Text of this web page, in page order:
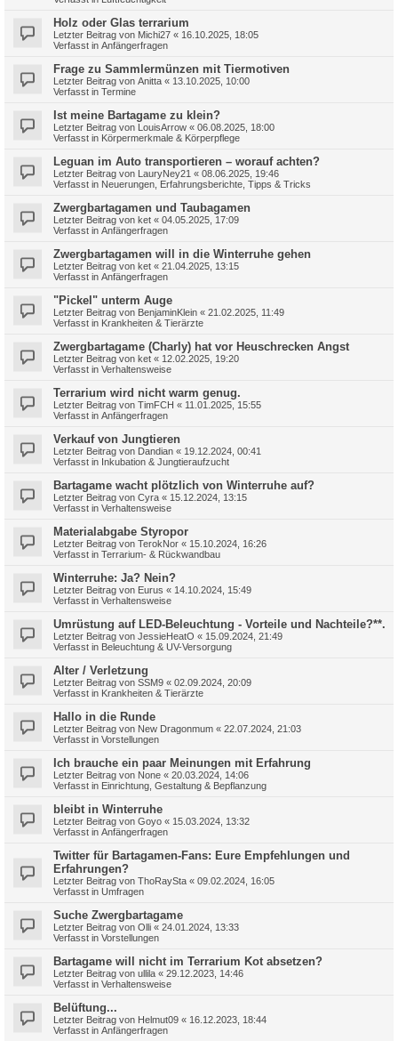
Holz oder Glas terrarium
Letzter Beitrag von Michi27 « 16.10.2025, 18:05
Verfasst in Anfängerfragen
Frage zu Sammlermünzen mit Tiermotiven
Letzter Beitrag von Anitta « 13.10.2025, 10:00
Verfasst in Termine
Ist meine Bartagame zu klein?
Letzter Beitrag von LouisArrow « 06.08.2025, 18:00
Verfasst in Körpermerkmale & Körperpflege
Leguan im Auto transportieren – worauf achten?
Letzter Beitrag von LauryNey21 « 08.06.2025, 19:46
Verfasst in Neuerungen, Erfahrungsberichte, Tipps & Tricks
Zwergbartagamen und Taubagamen
Letzter Beitrag von ket « 04.05.2025, 17:09
Verfasst in Anfängerfragen
Zwergbartagamen will in die Winterruhe gehen
Letzter Beitrag von ket « 21.04.2025, 13:15
Verfasst in Anfängerfragen
"Pickel" unterm Auge
Letzter Beitrag von BenjaminKlein « 21.02.2025, 11:49
Verfasst in Krankheiten & Tierärzte
Zwergbartagame (Charly) hat vor Heuschrecken Angst
Letzter Beitrag von ket « 12.02.2025, 19:20
Verfasst in Verhaltensweise
Terrarium wird nicht warm genug.
Letzter Beitrag von TimFCH « 11.01.2025, 15:55
Verfasst in Anfängerfragen
Verkauf von Jungtieren
Letzter Beitrag von Dandian « 19.12.2024, 00:41
Verfasst in Inkubation & Jungtieraufzucht
Bartagame wacht plötzlich von Winterruhe auf?
Letzter Beitrag von Cyra « 15.12.2024, 13:15
Verfasst in Verhaltensweise
Materialabgabe Styropor
Letzter Beitrag von TerokNor « 15.10.2024, 16:26
Verfasst in Terrarium- & Rückwandbau
Winterruhe: Ja? Nein?
Letzter Beitrag von Eurus « 14.10.2024, 15:49
Verfasst in Verhaltensweise
Umrüstung auf LED-Beleuchtung - Vorteile und Nachteile?**.
Letzter Beitrag von JessieHeatO « 15.09.2024, 21:49
Verfasst in Beleuchtung & UV-Versorgung
Alter / Verletzung
Letzter Beitrag von SSM9 « 02.09.2024, 20:09
Verfasst in Krankheiten & Tierärzte
Hallo in die Runde
Letzter Beitrag von New Dragonmum « 22.07.2024, 21:03
Verfasst in Vorstellungen
Ich brauche ein paar Meinungen mit Erfahrung
Letzter Beitrag von None « 20.03.2024, 14:06
Verfasst in Einrichtung, Gestaltung & Bepflanzung
bleibt in Winterruhe
Letzter Beitrag von Goyo « 15.03.2024, 13:32
Verfasst in Anfängerfragen
Twitter für Bartagamen-Fans: Eure Empfehlungen und
Erfahrungen?
Letzter Beitrag von ThoRaySta « 09.02.2024, 16:05
Verfasst in Umfragen
Suche Zwergbartagame
Letzter Beitrag von Olli « 24.01.2024, 13:33
Verfasst in Vorstellungen
Bartagame will nicht im Terrarium Kot absetzen?
Letzter Beitrag von ullila « 29.12.2023, 14:46
Verfasst in Verhaltensweise
Belüftung...
Letzter Beitrag von Helmut09 « 16.12.2023, 18:44
Verfasst in Anfängerfragen